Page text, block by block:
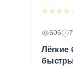
606
Лёгкие